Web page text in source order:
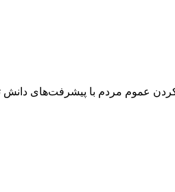
کردن عموم مردم با پیشرفت‌های